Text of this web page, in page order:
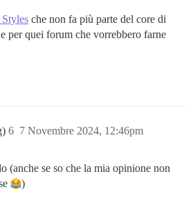
che non fa più parte del core di
per quei forum che vorrebbero farne
7 Novembre 2024, 12:46pm
6
(anche se so che la mia opinione non
)